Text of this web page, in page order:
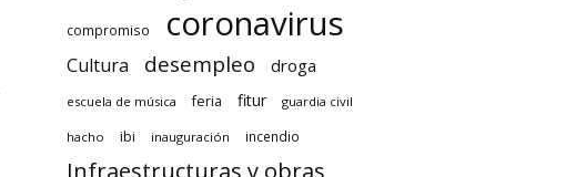
compromiso coronavirus
Cultura desempleo droga
escuela de música feria fitur guardia civil
hacho ibi inauguración incendio
Infraestructuras y obras